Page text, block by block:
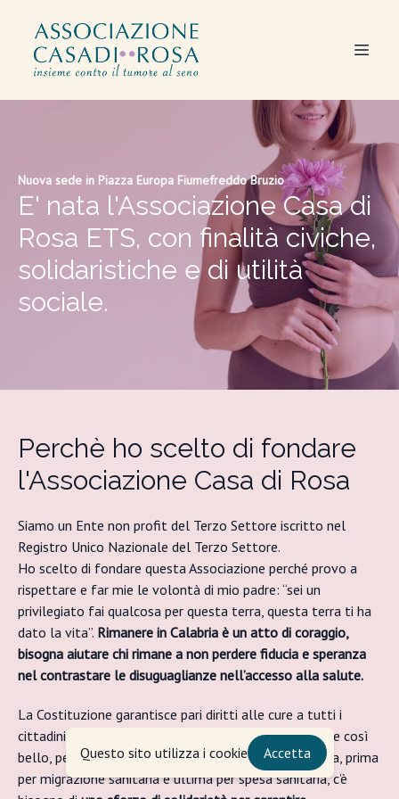
Nuova sede in Piazza Europa Fiumefreddo Bruzio
E' nata l'Associazione Casa di
Rosa ETS, con finalità civiche,
solidaristiche e di utilità
sociale.
Perchè ho scelto di fondare
l'Associazione Casa di Rosa
Siamo un Ente non profit del Terzo Settore iscritto nel
Registro Unico Nazionale del Terzo Settore.
Ho scelto di fondare questa Associazione perché provo a
rispettare e far mie le volontà di mio padre: “sei un
privilegiato fai qualcosa per questa terra, questa terra ti ha
dato la vita”. Rimanere in Calabria è un atto di coraggio,
bisogna aiutare chi rimane a non perdere fiducia e speranza
nel contrastare le disuguaglianze nell’accesso alla salute.
La Costituzione garantisce pari diritti alle cure a tutti i
cittadini, ma non è così. Il Servizio Sanitario Nazionale così
bello, perché universale, è stato stravolto. In Calabria, prima
per migrazione sanitaria e ultima per spesa sanitaria, c’è
Questo sito utilizza i cookie Accetta